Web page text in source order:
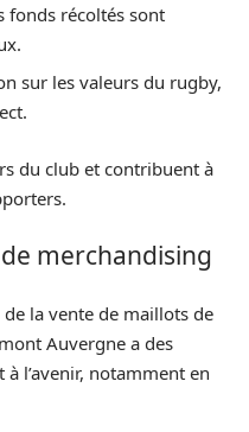
fonds récoltés sont
sur les valeurs du rugby,
du club et contribuent à
merchandising
de la vente de maillots de
Auvergne a des
l’avenir, notamment en